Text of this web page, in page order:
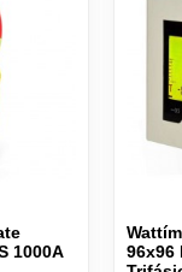
1000A
96x96